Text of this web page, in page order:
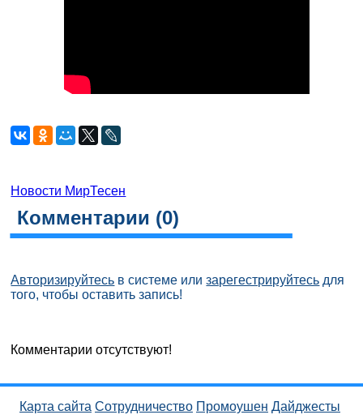
Новости МирТесен
Комментарии (0)
Авторизируйтесь в системе илизарегестрируйтесь для
того, чтобы оставить запись!
Комментарии отсутствуют!
Карта сайта Сотрудничество Промоушен Дайджесты